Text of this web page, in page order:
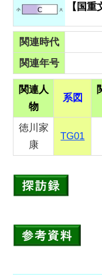
【国重
関連時代
関連年号
関連人
物
系図
徳川家
康
TG01